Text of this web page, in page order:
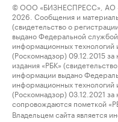
© ООО «БИЗНЕСПРЕСС», АО
2026. Сообщения и
(свидетельство о
выдано Федеральной
информационных технологий
(Роскомнадзор) 09.12.2015
издания «РБК»
информации выдано
информационных технологий
(Роскомнадзор) 03.12.2021
сопровождаются пометкой
Владельцем сайта является